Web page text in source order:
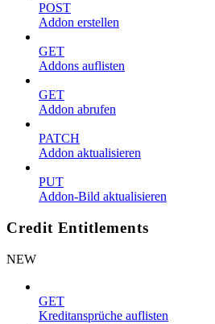
POST
Addon erstellen
GET
Addons auflisten
GET
Addon abrufen
PATCH
Addon aktualisieren
PUT
Addon-Bild aktualisieren
Credit Entitlements
NEW
GET
Kreditansprüche auflisten